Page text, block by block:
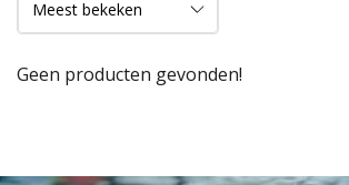
Geen producten gevonden!